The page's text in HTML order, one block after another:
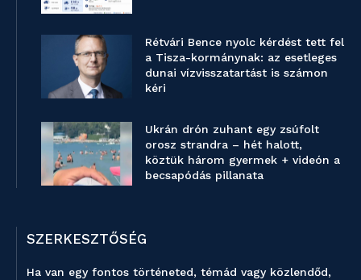
Rétvári Bence nyolc kérdést tett fel
a Tisza-kormánynak: az esetleges
dunai vízvisszatartást is számon
kéri
Ukrán drón zuhant egy zsúfolt
orosz strandra – hét halott,
köztük három gyermek + videón a
becsapódás pillanata
SZERKESZTŐSÉG
Ha van egy fontos történeted, témád vagy közlendőd,